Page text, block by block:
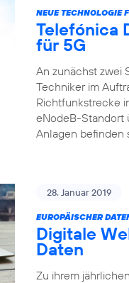
NEUE TECHNOLOGIE
Telefónica
für 5G
An zunächst zwei
Techniker im
Richtfunkstrecke
eNodeB-Standort
Anlagen befinden
28. Januar 2019
EUROPÄISCHER
Digitale
Daten
Zu ihrem